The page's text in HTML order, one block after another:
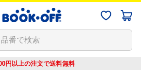
円以上の注文で送料無料